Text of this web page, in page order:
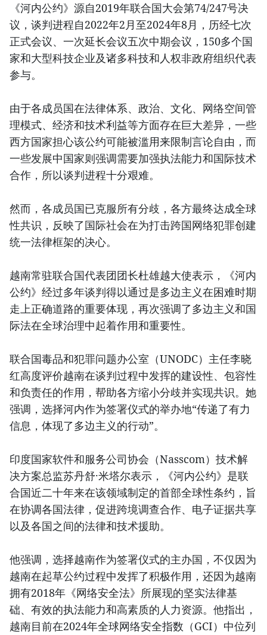
《河内公约》源自2019年联合国大会第74/247号决
议，谈判进程自2022年2月至2024年8月，历经七次
正式会议、一次延长会议五次中期会议，150多个国
家和大型科技企业及诸多科技和人权非政府组织代表
参与。
由于各成员国在法律体系、政治、文化、网络空间管
理模式、经济和技术利益等方面存在巨大差异，一些
西方国家担心该公约可能被滥用来限制言论自由，而
一些发展中国家则强调需要加强执法能力和国际技术
合作，所以谈判进程十分艰难。
然而，各成员国已克服所有分歧，各方最终达成全球
性共识，反映了国际社会在为打击跨国网络犯罪创建
统一法律框架的决心。
越南常驻联合国代表团团长杜雄越大使表示，《河内
公约》经过多年谈判得以通过是多边主义在困难时期
走上正确道路的重要体现，再次强调了多边主义和国
际法在全球治理中起着作用和重要性。
联合国毒品和犯罪问题办公室（UNODC）主任李晓
红高度评价越南在谈判过程中发挥的建设性、包容性
和负责任的作用，帮助各方缩小分歧并实现共识。她
强调，选择河内作为签署仪式的举办地“传递了有力
信息，体现了多边主义的行动”。
印度国家软件和服务公司协会（Nasscom）技术解
决方案总监苏丹舒·米塔尔表示，《河内公约》是联
合国近二十年来在该领域制定的首部全球性条约，旨
在协调各国法律，促进跨境调查合作、电子证据共享
以及各国之间的法律和技术援助。
他强调，选择越南作为签署仪式的主办国，不仅因为
越南在起草公约过程中发挥了积极作用，还因为越南
拥有2018年《网络安全法》所展现的坚实法律基
础、有效的执法能力和高素质的人力资源。他指出，
越南目前在2024年全球网络安全指数（GCI）中位列